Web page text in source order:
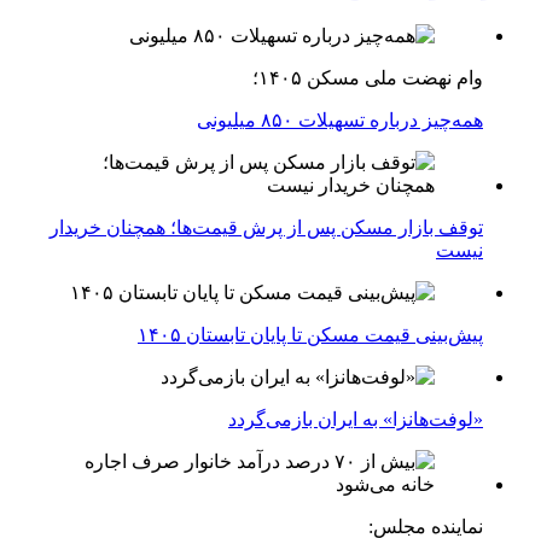
وام نهضت ملی مسکن ۱۴۰۵؛
همه‌چیز درباره تسهیلات ۸۵۰ میلیونی
توقف بازار مسکن پس از پرش قیمت‌ها؛ همچنان خریدار
نیست
پیش‌بینی قیمت مسکن تا پایان تابستان ۱۴۰۵
«لوفت‌هانزا» به ایران بازمی‌گردد
نماینده مجلس: